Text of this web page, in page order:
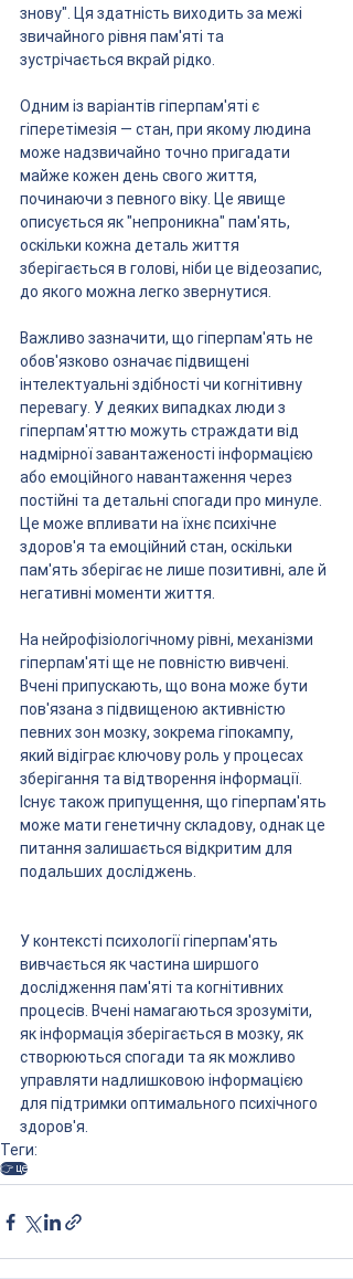
знову". Ця здатність виходить за межі
звичайного рівня пам'яті та
зустрічається вкрай рідко.
Одним із варіантів гіперпам'яті є
гіперетімезія — стан, при якому людина
може надзвичайно точно пригадати
майже кожен день свого життя,
починаючи з певного віку. Це явище
описується як "непроникна" пам'ять,
оскільки кожна деталь життя
зберігається в голові, ніби це відеозапис,
до якого можна легко звернутися.
Важливо зазначити, що гіперпам'ять не
обов'язково означає підвищені
інтелектуальні здібності чи когнітивну
перевагу. У деяких випадках люди з
гіперпам'яттю можуть страждати від
надмірної завантаженості інформацією
або емоційного навантаження через
постійні та детальні спогади про минуле.
Це може впливати на їхнє психічне
здоров'я та емоційний стан, оскільки
пам'ять зберігає не лише позитивні, але й
негативні моменти життя.
На нейрофізіологічному рівні, механізми
гіперпам'яті ще не повністю вивчені.
Вчені припускають, що вона може бути
пов'язана з підвищеною активністю
певних зон мозку, зокрема гіпокампу,
який відіграє ключову роль у процесах
зберігання та відтворення інформації.
Існує також припущення, що гіперпам'ять
може мати генетичну складову, однак це
питання залишається відкритим для
подальших досліджень.
У контексті психології гіперпам'ять
вивчається як частина ширшого
дослідження пам'яті та когнітивних
процесів. Вчені намагаються зрозуміти,
як інформація зберігається в мозку, як
створюються спогади та як можливо
управляти надлишковою інформацією
для підтримки оптимального психічного
здоров'я.
Теги:
👉 це